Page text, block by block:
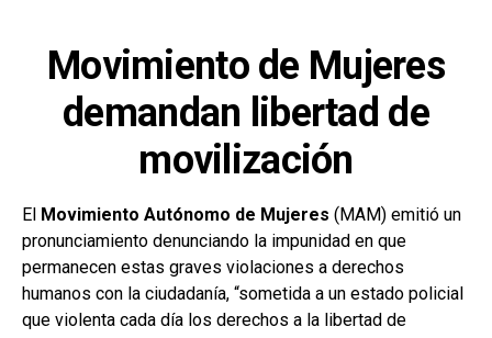
Movimiento de Mujeres
demandan libertad de
movilización
El Movimiento Autónomo de Mujeres (MAM) emitió un
pronunciamiento denunciando la impunidad en que
permanecen estas graves violaciones a derechos
humanos con la ciudadanía, “sometida a un estado policial
que violenta cada día los derechos a la libertad de